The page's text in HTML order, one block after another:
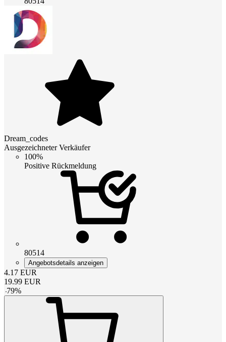
Dream_codes
Ausgezeichneter Verkäufer
100%
Positive Rückmeldung
80514
Angebotsdetails anzeigen
4.17 EUR
19.99 EUR
-79%